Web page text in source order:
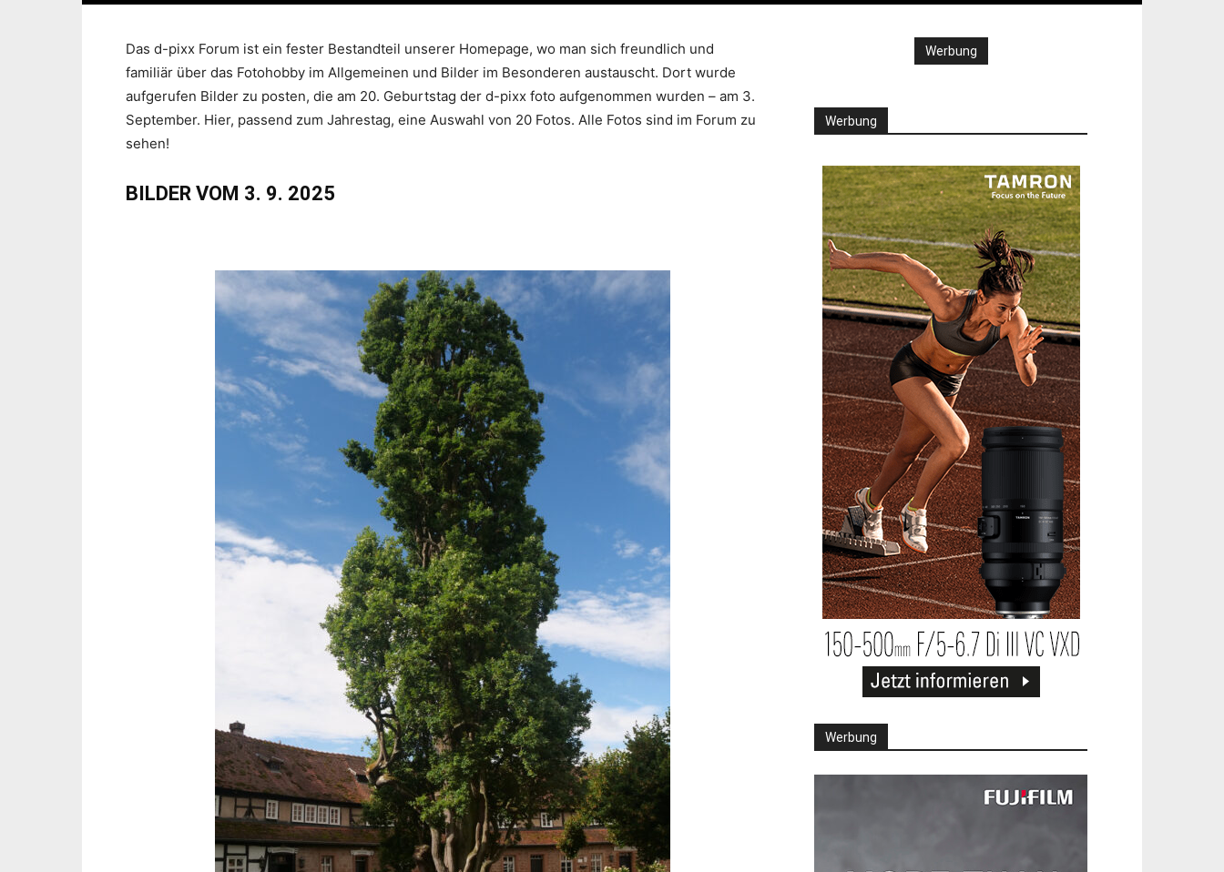
Das d-pixx Forum ist ein fester Bestandteil unserer Homepage, wo man sich freundlich und
familiär über das Fotohobby im Allgemeinen und Bilder im Besonderen austauscht. Dort wurde
aufgerufen Bilder zu posten, die am 20. Geburtstag der d-pixx foto aufgenommen wurden – am 3.
September. Hier, passend zum Jahrestag, eine Auswahl von 20 Fotos. Alle Fotos sind im Forum zu
sehen!
BILDER VOM 3. 9. 2025
Werbung
Werbung
Werbung